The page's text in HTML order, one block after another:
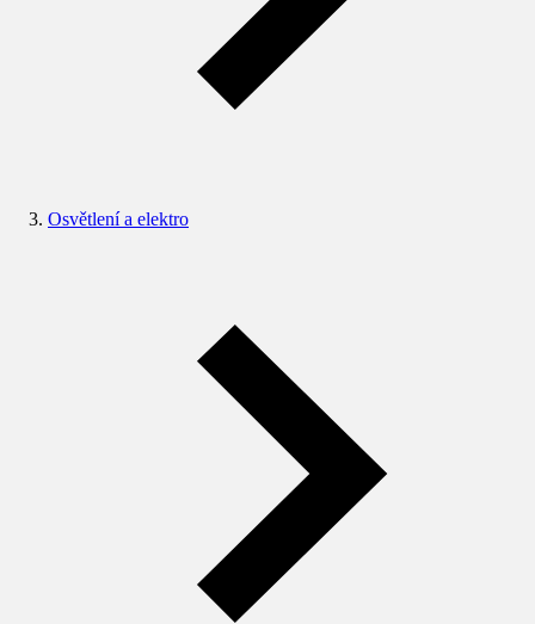
Osvětlení a elektro